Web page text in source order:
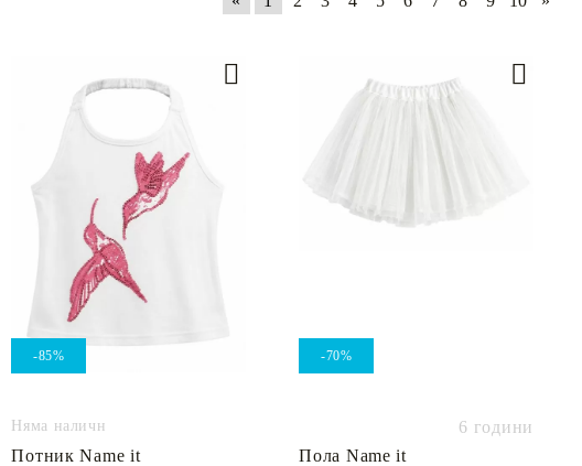
-85%
Няма наличност
Потник Name it
-70%
6 години
Пола Name it